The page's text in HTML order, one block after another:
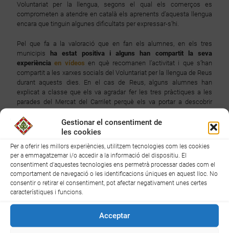
Gestionar el consentiment de
les cookies
Per a oferir les millors experiències, utilitzem tecnologies com les cookies
per a emmagatzemar i/o accedir a la informació del dispositiu. El
consentiment d'aquestes tecnologies ens permetrà processar dades com el
comportament de navegació o les identificacions úniques en aquest lloc. No
consentir o retirar el consentiment, pot afectar negativament unes certes
característiques i funcions.
Acceptar
Voluntariat per la llengua, segons el qual els comerços es
comprometen a atendre en català els aprenents d’aquesta llengua
encara que tinguin algunes dificultats per expressar-s'hi.
Pel que fa a la valoració que en fan els alumnes, en els tres
municipis
ha estat positiva i alguns han compartit la seva
experiènciaen vídeos en què recomanen l’activitat i que s’han
compartit a les xarxes socials del Voluntariat per la llengua de Reus
durant aquests dies. En el cas de Reus, alguns alumnes han
explicat a classe que els va agradar fer les tres pràctiques a les
parades del Mercat del Carrilet perquè els va portar a descobrir
aprofitat per comprar verdura i carn, tot i que no és un requisit de
l’activitat. Els alumnes també valoren molt que alguns dependents
les pràctiques sinó que també els expliquin altres coses de
l’establiment. Tots coincideixen que si els troben en un moment
que no hi ha clients, els poden donar molta més conversa i els
alumnes agraeixen molt tenir aquesta oportunitat.
edició de pràctiques lingüístiques en altres establiments
col·laboradors del VxL.